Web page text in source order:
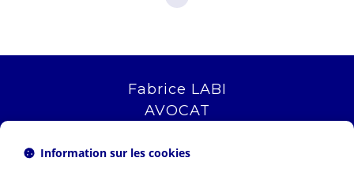
Fabrice LABI
AVOCAT
13006 MARSEILLE
Information sur les cookies